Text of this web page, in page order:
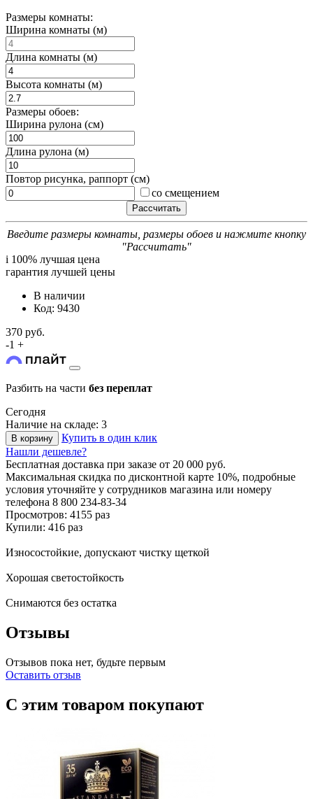
Размеры комнаты:
Ширина комнаты (м)
Длина комнаты (м)
Высота комнаты (м)
Размеры обоев:
Ширина рулона (см)
Длина рулона (м)
Повтор рисунка, раппорт (см)
со смещением
Введите размеры комнаты, размеры обоев и нажмите кнопку
"Рассчитать"
i 100% лучшая цена
гарантия лучшей цены
В наличии
Код: 9430
370 руб.
-1 +
Разбить на части без переплат
Сегодня
Наличие на складе: 3
В корзину
Купить в один клик
Нашли дешевле?
Бесплатная доставка при заказе от 20 000 руб.
Максимальная скидка по дисконтной карте 10%, подробные
условия уточняйте у сотрудников магазина или номеру
телефона 8 800 234-83-34
Просмотров: 4155 раз
Купили: 416 раз
Износостойкие, допускают чистку щеткой
Хорошая светостойкость
Снимаются без остатка
Отзывы
Отзывов пока нет, будьте первым
Оставить отзыв
С этим товаром покупают